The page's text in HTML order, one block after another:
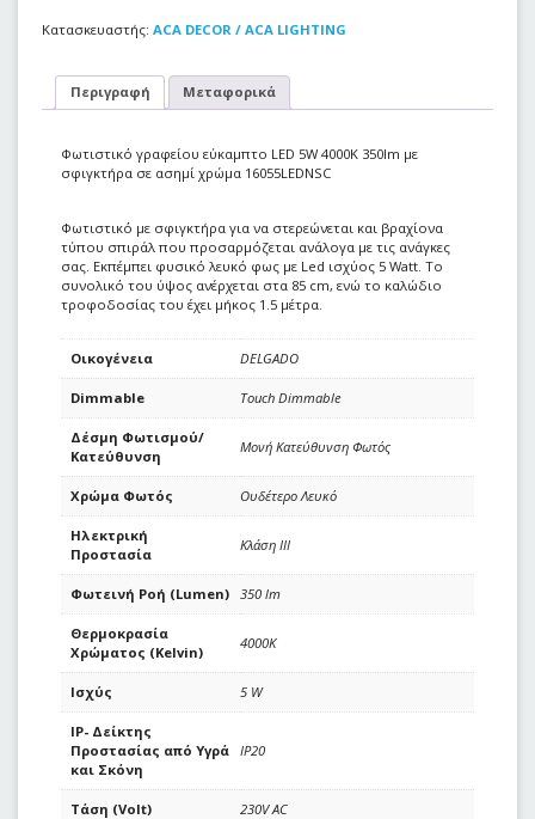
Κατασκευαστής: ACA DECOR / ACA LIGHTING
Περιγραφή Μεταφορικά
Φωτιστικό γραφείου εύκαμπτο LED 5W 4000K 350lm με
σφιγκτήρα σε ασημί χρώμα 16055LEDNSC
Φωτιστικό με σφιγκτήρα για να στερεώνεται και βραχίονα
τύπου σπιράλ που προσαρμόζεται ανάλογα με τις ανάγκες
σας. Εκπέμπει φυσικό λευκό φως με Led ισχύος 5 Watt. Το
συνολικό του ύψος ανέρχεται στα 85 cm, ενώ το καλώδιο
τροφοδοσίας του έχει μήκος 1.5 μέτρα.
Οικογένεια DELGADO
Dimmable Touch Dimmable
Δέσμη Φωτισμού/
Κατεύθυνση
Μονή Κατεύθυνση Φωτός
Χρώμα Φωτός Ουδέτερο Λευκό
Ηλεκτρική
Προστασία
Κλάση ΙΙΙ
Φωτεινή Ροή (Lumen) 350 lm
Θερμοκρασία
Χρώματος (Kelvin)
4000K
Ισχύς 5 W
IP- Δείκτης
Προστασίας από Υγρά
και Σκόνη
IP20
Τάση (Volt) 230V AC